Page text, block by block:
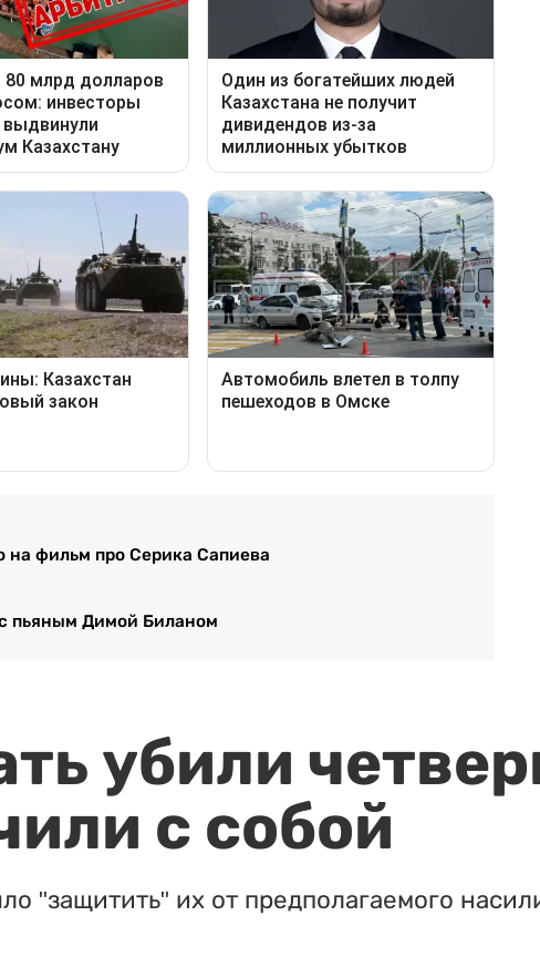
на фильм про Серика Сапиева
пьяным Димой Биланом
убили
с собой
"защитить" их от предполагаемого